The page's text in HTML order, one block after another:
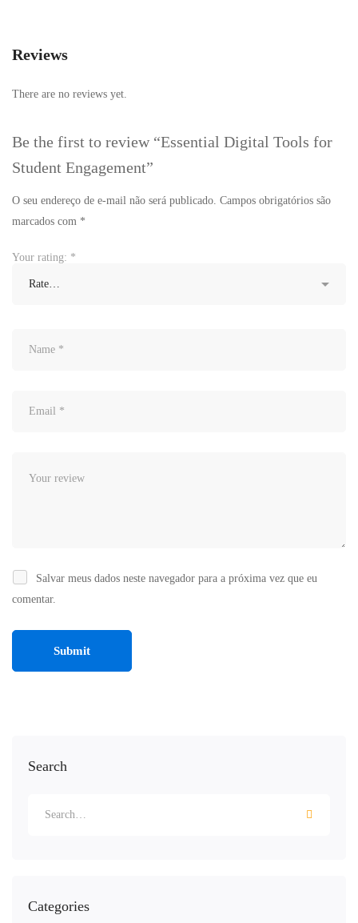
Search
Categories
Reviews
There are no reviews yet.
Be the first to review “Essential Digital Tools for
Student Engagement”
O seu endereço de e-mail não será publicado. Campos obrigatórios são
marcados com *
Your rating: *
Salvar meus dados neste navegador para a próxima vez que eu
comentar.